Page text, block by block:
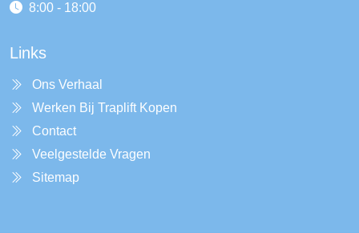
8:00 - 18:00
Links
Ons Verhaal
Werken Bij Traplift Kopen
Contact
Veelgestelde Vragen
Sitemap